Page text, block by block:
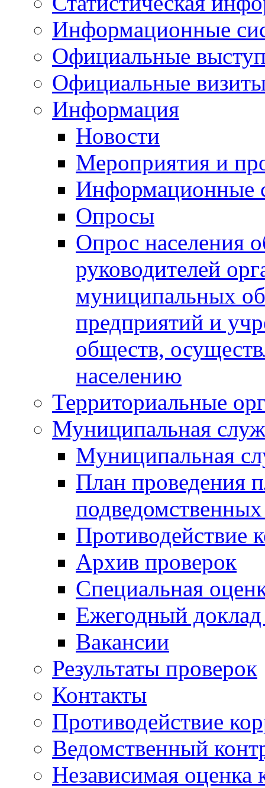
Информационные
Официальные
Официальные
Информация
Новости
Мероприятия и
Информационные
Опросы
Опрос населения
руководителей
муниципальных
предприятий и
обществ,
населению
Территориальные
Муниципальная
Муниципальная
План проведения
Противодействие
Архив проверок
Специальная
Ежегодный
Вакансии
Результаты проверок
Контакты
Противодействие
Ведомственный
Независимая оценка